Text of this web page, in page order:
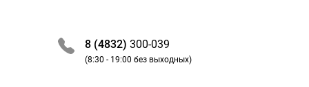
8 (4832) 300-039
(8:30 - 19:00 без выходных)
Преимущества
Вакансии
Обработка заказа
Оплата и получение